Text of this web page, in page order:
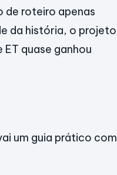
de roteiro apenas
da história, o projeto
quase ganhou
um guia prático com